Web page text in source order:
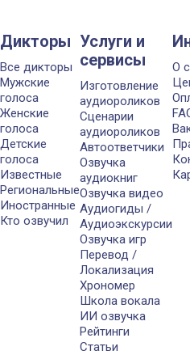
Дикторы
Все дикторы
Мужские
голоса
Женские
голоса
Детские
голоса
Известные
Региональные
Иностранные
Кто озвучил
Услуги и
сервисы
Изготовление
аудиороликов
Сценарии
аудиороликов
Автоответчики
Озвучка
аудиокниг
Озвучка видео
Аудиогиды /
Аудиоэкскурсии
Озвучка игр
Перевод /
Локализация
Хрономер
Школа вокала
ИИ озвучка
Рейтинги
Статьи
О